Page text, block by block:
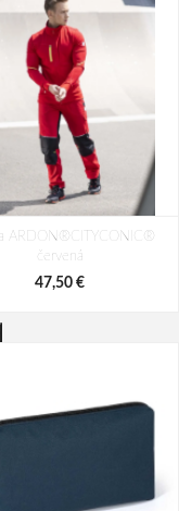
ARDON®CITYCONIC®
červená
47,50 €